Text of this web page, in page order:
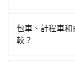
於偏遠地區，我
用，不會像其他
包車、計程車
較？